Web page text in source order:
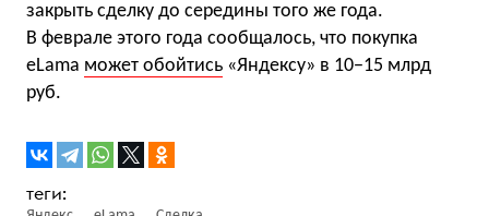
закрыть сделку до середины того же года.
В феврале этого года сообщалось, что покупка
eLama может обойтись «Яндексу» в 10−15 млрд
руб.